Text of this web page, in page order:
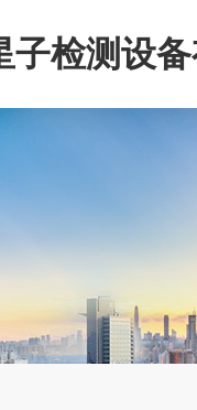
子检测设